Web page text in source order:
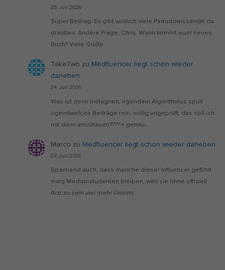
25. Juli 2026
Super Beitrag. Es gibt wirklich viele Pseudowissende da
draußen. Andere Frage, Chris. Wann kommt euer neues
Buch? Viele Grüße
TakeTwo zu Medfluencer liegt schon wieder
daneben
24. Juli 2026
Was ist denn Instagram, irgendein Algorithmus spült
irgendwelche Beiträge rein, völlig ungeprüft, das soll ich
mir dann anschauen???? + genau…
Marco zu Medfluencer liegt schon wieder daneben
24. Juli 2026
Spannend auch, dass manche dieser Influencer gefühlt
ewig Medizinstudenten bleiben, weil sie ohne offiziell
Arzt zu sein viel mehr Unsinn…